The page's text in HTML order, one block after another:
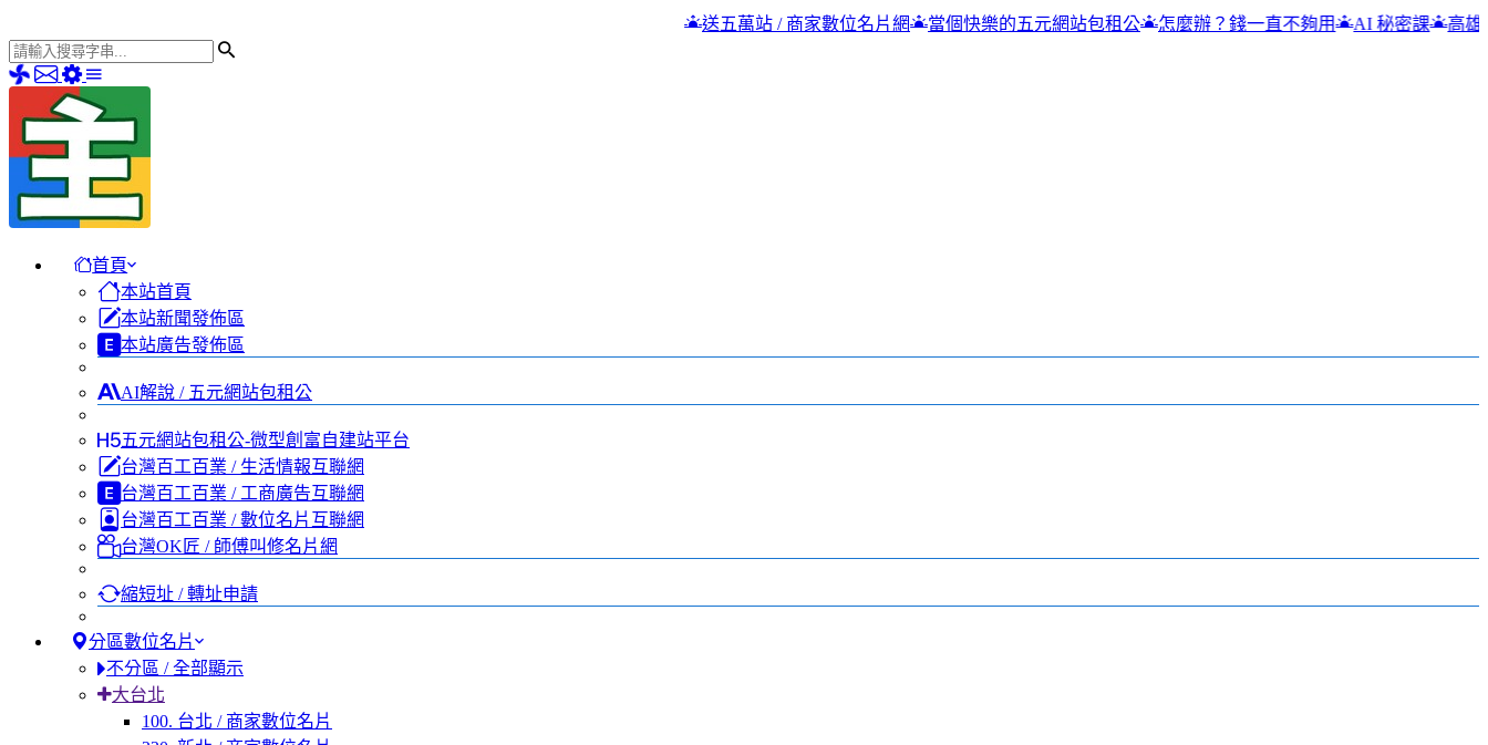
送五萬站 / 商家數位名片網 當個快樂的五元網站包租公 怎麼辦？錢一直不夠用 AI 秘密課 高雄吉林街夜市
首頁
本站首頁
本站新聞發佈區
本站廣告發佈區
AI解說 / 五元網站包租公
五元網站包租公-微型創富自建站平台
台灣百工百業 / 生活情報互聯網
台灣百工百業 / 工商廣告互聯網
台灣百工百業 / 數位名片互聯網
台灣OK匠 / 師傅叫修名片網
縮短址 / 轉址申請
分區數位名片
不分區 / 全部顯示
大台北
100. 台北 / 商家數位名片